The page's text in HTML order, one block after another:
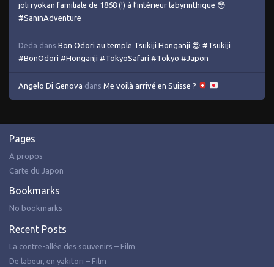
joli ryokan familiale de 1868 (!) à l’intérieur labyrinthique 😳
#SaninAdventure
Deda dans Bon Odori au temple Tsukiji Honganji 😍 #Tsukiji
#BonOdori #Honganji #TokyoSafari #Tokyo #Japon
Angelo Di Genova dans Me voilà arrivé en Suisse ?
Pages
A propos
Carte du Japon
Bookmarks
No bookmarks
Recent Posts
La contre-allée des souvenirs – Film
De labeur, en yakitori – Film